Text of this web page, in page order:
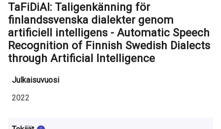
t
o
a
t
u
t
k
TaFiDiAI: Taligenkänning för
finlandssvenska dialekter genom
artificiell intelligens - Automatic Speech
Recognition of Finnish Swedish Dialects
through Artificial Intelligence
Julkaisuvuosi
2022